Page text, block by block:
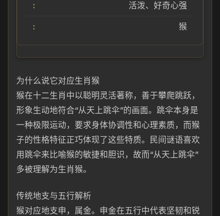
活泼、好奇心强
猴
为什么说它对应生肖猴
猴在十二生肖中以聪明灵活著称，善于攀爬跳跃，
形象生动地符合“从天上跳伞”的画面。跳伞本身是
一种极限运动，要求身体协调性和心理素质，而猴
子的性格特征正巧体现了这些特质。民间谜语喜欢
用跳伞来比喻猴的敏捷和胆识，故而“从天上跳伞”
多被理解为生肖猴。
传统地支与五行解析
猴对应地支申，属金。申金在五行中代表坚韧和锐